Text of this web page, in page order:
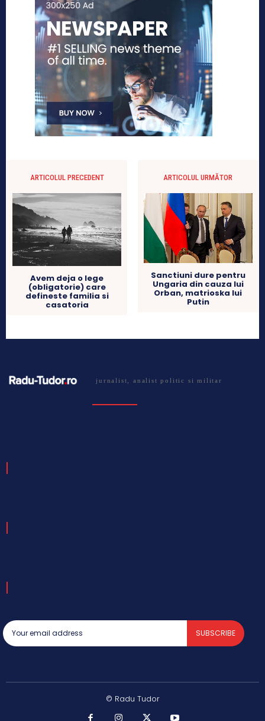
ARTICOLUL PRECEDENT
Avem deja o lege
(obligatorie) care
defineste familia si
casatoria
ARTICOLUL URMĂTOR
Sanctiuni dure pentru
Ungaria din cauza lui
Orban, matrioska lui
Putin
jurnalist, analist politic si militar
SUBSCRIBE
© Radu Tudor